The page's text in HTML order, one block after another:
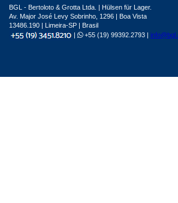
BGL - Bertoloto & Grotta Ltda. | Hülsen für Lager.
Av. Major José Levy Sobrinho, 1296 | Boa Vista
13486.190 | Limeira-SP | Brasil
|
+55 (19) 99392.2793 |